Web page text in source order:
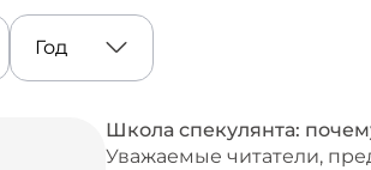
Школа спекулянта:
Уважаемые читатели,